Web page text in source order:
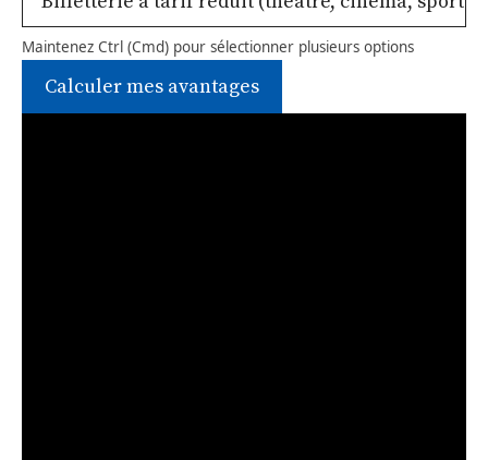
Maintenez Ctrl (Cmd) pour sélectionner plusieurs options
Calculer mes avantages